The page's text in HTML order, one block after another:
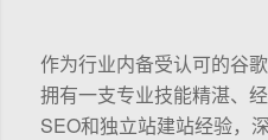
作为行业内备受认可的谷
拥有一支专业技能精湛、
SEO和独立站建站经验，